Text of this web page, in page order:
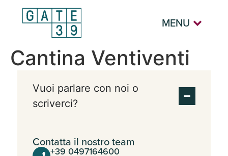
MENU
Cantina Ventiventi
Vuoi parlare con noi o
scriverci?
Contatta il nostro team
+39 0497164600